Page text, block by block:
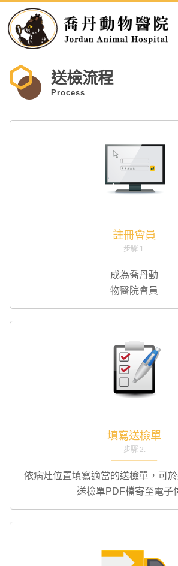
送檢流程
Process
註冊會員
步驟 1.
成為喬丹動
物醫院會員
填寫送檢單
步驟 2.
依病灶位置填寫適當的送檢單，可
送檢單PDF檔寄至電子